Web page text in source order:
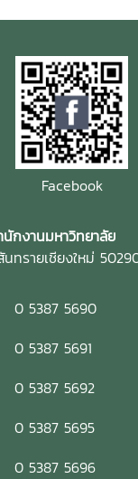
ที่สามารถรับแบบ
ละกิจการพิเศษ อา
Facebook
กงานมหาวิทยาลัย
ทรายเชียงใหม่
0 5387 5690
0 5387 5691
0 5387 5692
0 5387 5695
0 5387 5696